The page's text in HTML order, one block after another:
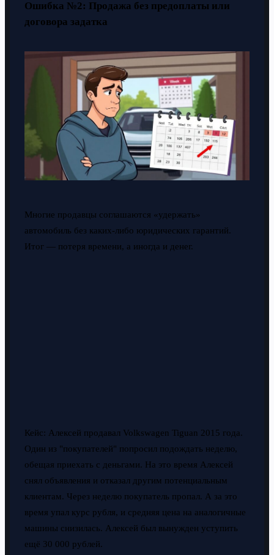
Ошибка №2: Продажа без предоплаты или
договора задатка
Многие продавцы соглашаются «удержать»
автомобиль без каких-либо юридических гарантий.
Итог — потеря времени, а иногда и денег.
Кейс: Алексей продавал Volkswagen Tiguan 2015 года.
Один из "покупателей" попросил подождать неделю,
обещая приехать с деньгами. На это время Алексей
снял объявления и отказал другим потенциальным
клиентам. Через неделю покупатель пропал. А за это
время упал курс рубля, и средняя цена на аналогичные
машины снизилась. Алексей был вынужден уступить
ещё 30 000 рублей.